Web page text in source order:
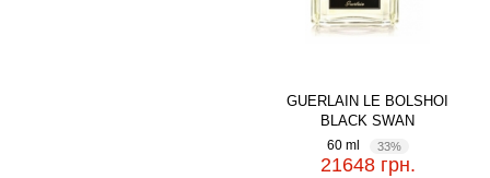
GUERLAIN LE BOLSHOI
BLACK SWAN
60 ml 33%
21648 грн.